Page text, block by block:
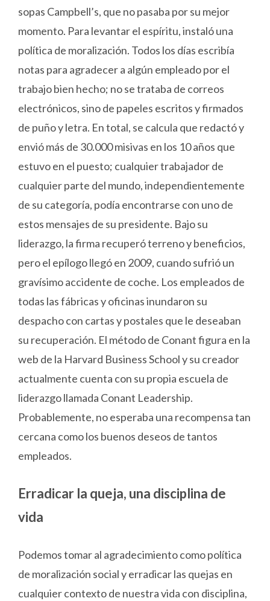
sopas Campbell’s, que no pasaba por su mejor
momento. Para levantar el espíritu, instaló una
política de moralización. Todos los días escribía
notas para agradecer a algún empleado por el
trabajo bien hecho; no se trataba de correos
electrónicos, sino de papeles escritos y firmados
de puño y letra. En total, se calcula que redactó y
envió más de 30.000 misivas en los 10 años que
estuvo en el puesto; cualquier trabajador de
cualquier parte del mundo, independientemente
de su categoría, podía encontrarse con uno de
estos mensajes de su presidente. Bajo su
liderazgo, la firma recuperó terreno y beneficios,
pero el epílogo llegó en 2009, cuando sufrió un
gravísimo accidente de coche. Los empleados de
todas las fábricas y oficinas inundaron su
despacho con cartas y postales que le deseaban
su recuperación. El método de Conant figura en la
web de la Harvard Business School y su creador
actualmente cuenta con su propia escuela de
liderazgo llamada Conant Leadership.
Probablemente, no esperaba una recompensa tan
cercana como los buenos deseos de tantos
empleados.
Erradicar la queja, una disciplina de
vida
Podemos tomar al agradecimiento como política
de moralización social y erradicar las quejas en
cualquier contexto de nuestra vida con disciplina,